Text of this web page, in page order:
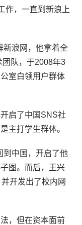
作，一直到新浪上
新浪网，他拿着全
队，于2008年3
室白领用户群体
启了中国SNS社
主打学生群体。
到中国，开启了他
图。而后，王兴
开发出了校内网
，但在资本面前